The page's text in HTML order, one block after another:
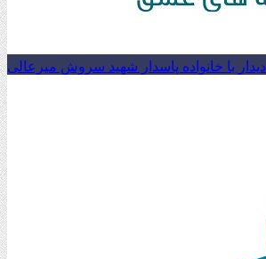
دیدار با خانواده پاسدار شهید سروش میرعالی